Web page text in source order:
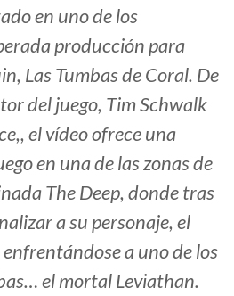
en uno de los
producción para
Las Tumbas de Coral. De
del juego, Tim Schwalk
el vídeo ofrece una
en una de las zonas de
The Deep, donde tras
a su personaje, el
a uno de los
el mortal Leviathan.